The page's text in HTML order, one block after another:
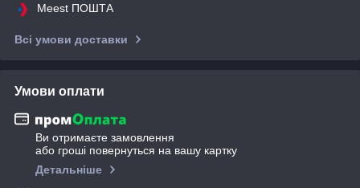
Meest ПОШТА
Всі умови доставки
Умови оплати
Ви отримаєте замовлення
або гроші повернуться на вашу картку
Детальніше